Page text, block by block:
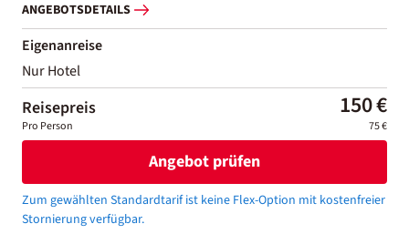
ANGEBOTSDETAILS
Eigenanreise
Nur Hotel
Reisepreis 150 €
Pro Person 75 €
Angebot prüfen
Zum gewählten Standardtarif ist keine Flex-Option mit kostenfreier
Stornierung verfügbar.